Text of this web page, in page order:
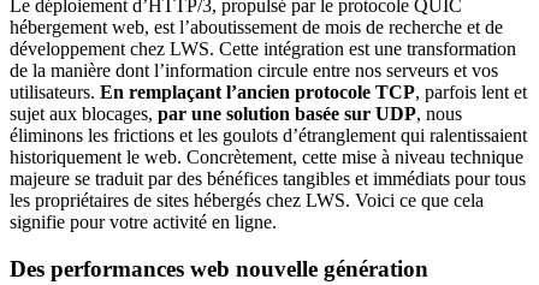
Le déploiement d’HTTP/3, propulsé par le protocole QUIC
hébergement web, est l’aboutissement de mois de recherche et de
développement chez LWS. Cette intégration est une transformation
de la manière dont l’information circule entre nos serveurs et vos
utilisateurs. En remplaçant l’ancien protocole TCP, parfois lent et
sujet aux blocages, par une solution basée sur UDP, nous
éliminons les frictions et les goulots d’étranglement qui ralentissaient
historiquement le web. Concrètement, cette mise à niveau technique
majeure se traduit par des bénéfices tangibles et immédiats pour tous
les propriétaires de sites hébergés chez LWS. Voici ce que cela
signifie pour votre activité en ligne.
Des performances web nouvelle génération